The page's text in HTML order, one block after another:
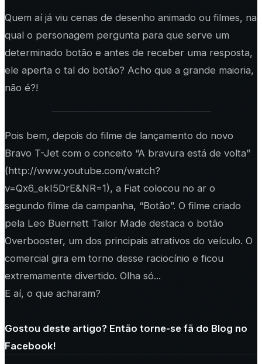
Quem aí já viu cenas de desenho animado ou filmes, na
qual o personagem pergunta para que serve um
determinado botão e antes de receber uma resposta,
ele aperta o tal do botão? Acho que a grande maioria,
não é?!
Pois bem, depois do filme de lançamento do novo
Bravo T-Jet com o conceito “A bravura está de volta”
(http://www.youtube.com/watch?
v=Qx6_ekI5DrE&NR=1), a Fiat colocou no ar o
segundo filme da campanha, “Botão”. O filme criado
pela Leo Buernett Tailor Made destaca o botão
Overbooster, um dos principais atrativos do veículo. O
comercial gira em torno desse raciocínio e ficou
extremamente divertido. Olha só...
E aí, o que acharam?
Gostou deste artigo? Então torne-se fã do Blog no
Facebook!